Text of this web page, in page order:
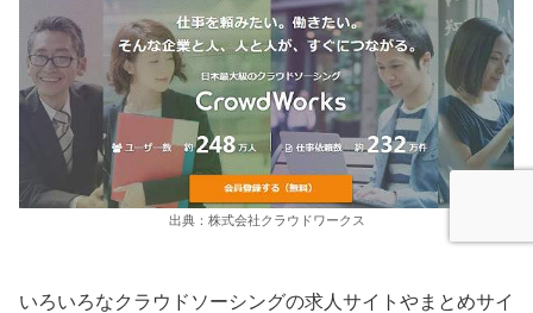
出典：株式会社クラウドワークス
いろいろなクラウドソーシングの求人サイトやまとめサイ